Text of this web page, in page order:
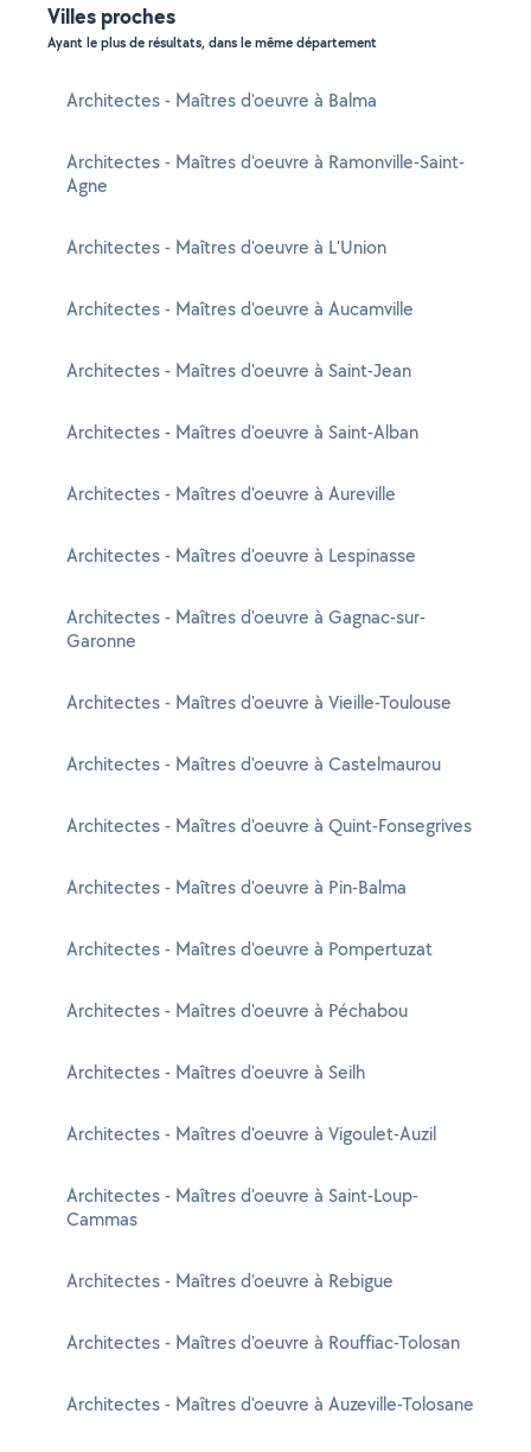
Villes proches
Ayant le plus de résultats, dans le même département
Architectes - Maîtres d'oeuvre à Balma
Architectes - Maîtres d'oeuvre à Ramonville-Saint-
Agne
Architectes - Maîtres d'oeuvre à L'Union
Architectes - Maîtres d'oeuvre à Aucamville
Architectes - Maîtres d'oeuvre à Saint-Jean
Architectes - Maîtres d'oeuvre à Saint-Alban
Architectes - Maîtres d'oeuvre à Aureville
Architectes - Maîtres d'oeuvre à Lespinasse
Architectes - Maîtres d'oeuvre à Gagnac-sur-
Garonne
Architectes - Maîtres d'oeuvre à Vieille-Toulouse
Architectes - Maîtres d'oeuvre à Castelmaurou
Architectes - Maîtres d'oeuvre à Quint-Fonsegrives
Architectes - Maîtres d'oeuvre à Pin-Balma
Architectes - Maîtres d'oeuvre à Pompertuzat
Architectes - Maîtres d'oeuvre à Péchabou
Architectes - Maîtres d'oeuvre à Seilh
Architectes - Maîtres d'oeuvre à Vigoulet-Auzil
Architectes - Maîtres d'oeuvre à Saint-Loup-
Cammas
Architectes - Maîtres d'oeuvre à Rebigue
Architectes - Maîtres d'oeuvre à Rouffiac-Tolosan
Architectes - Maîtres d'oeuvre à Auzeville-Tolosane